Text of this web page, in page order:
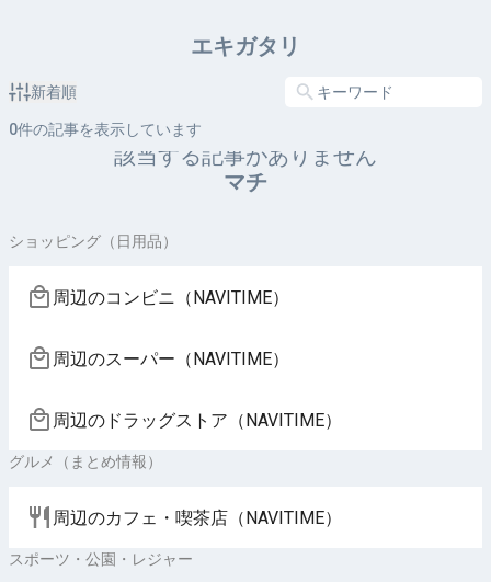
エキガタリ
新着順
0件の記事を表示しています
該当する記事がありません
マチ
ショッピング（日用品）
周辺のコンビニ（NAVITIME）
周辺のスーパー（NAVITIME）
周辺のドラッグストア（NAVITIME）
グルメ（まとめ情報）
周辺のカフェ・喫茶店（NAVITIME）
スポーツ・公園・レジャー